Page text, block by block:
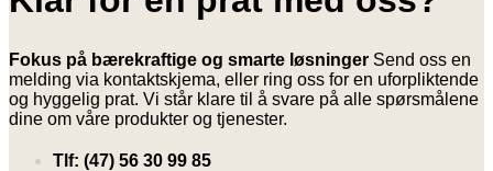
Fokus på bærekraftige og smarte løsninger Send oss en
melding via kontaktskjema, eller ring oss for en uforpliktende
og hyggelig prat. Vi står klare til å svare på alle spørsmålene
dine om våre produkter og tjenester.
Tlf: (47) 56 30 99 85